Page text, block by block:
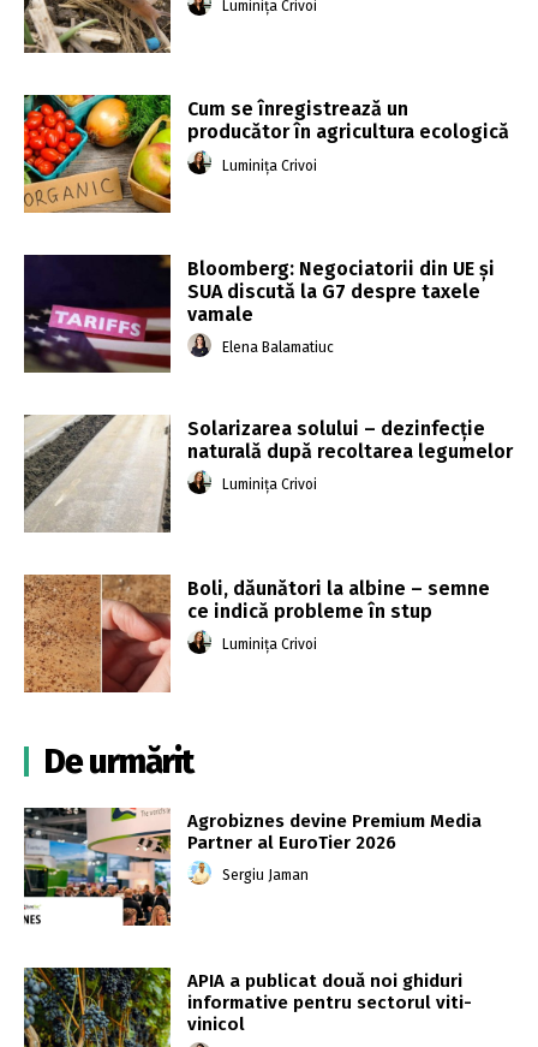
Luminița Crivoi
Cum se înregistrează un
producător în agricultura ecologică
Luminița Crivoi
Bloomberg: Negociatorii din UE şi
SUA discută la G7 despre taxele
vamale
Elena Balamatiuc
Solarizarea solului – dezinfecție
naturală după recoltarea legumelor
Luminița Crivoi
Boli, dăunători la albine – semne
ce indică probleme în stup
Luminița Crivoi
De urmărit
Agrobiznes devine Premium Media
Partner al EuroTier 2026
Sergiu Jaman
APIA a publicat două noi ghiduri
informative pentru sectorul viti-
vinicol